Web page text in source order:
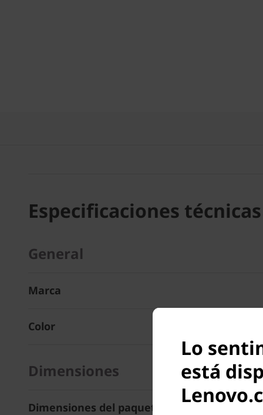
Especificaciones técnicas
General
Marca
Color
Dimensiones
Dimensiones del paquete (An. x Pr. x Al.)
Lo
está